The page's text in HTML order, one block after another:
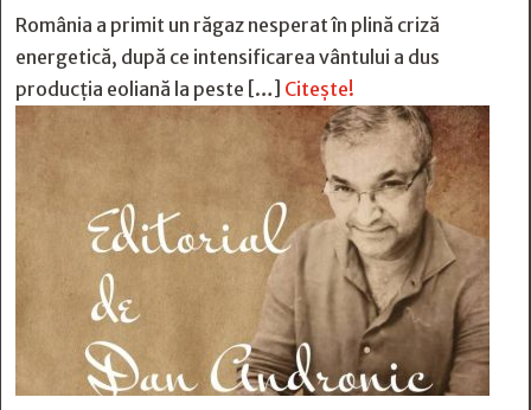
România a primit un răgaz nesperat în plină criză
energetică, după ce intensificarea vântului a dus
producția eoliană la peste […] Citește!